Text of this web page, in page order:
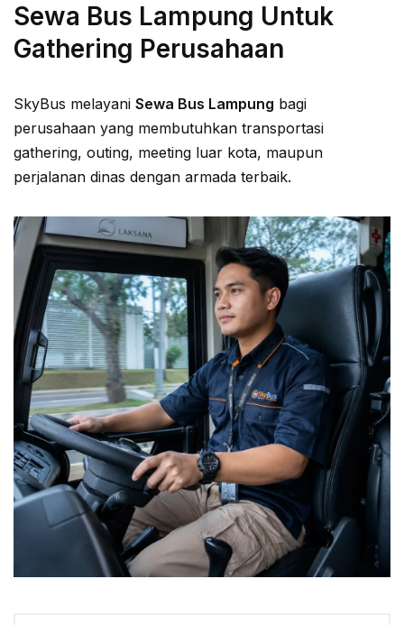
Sewa Bus Lampung Untuk
Gathering Perusahaan
SkyBus melayani Sewa Bus Lampung bagi
perusahaan yang membutuhkan transportasi
gathering, outing, meeting luar kota, maupun
perjalanan dinas dengan armada terbaik.